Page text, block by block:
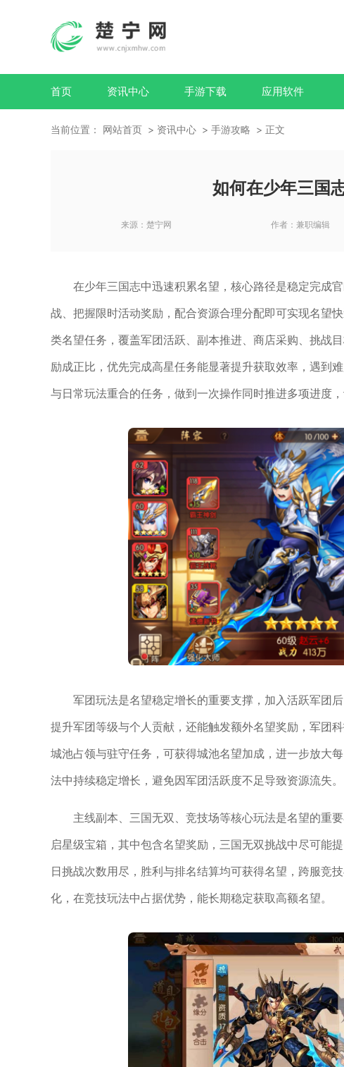
首页 资讯中心 手游下载 应用软件
当前位置： 网站首页 资讯中心 手游攻略 正文
如何在少年三国
来源： 楚宁网 作者： 兼职编辑
在少年三国志中迅速积累名望，核心路径是稳定完成
战、把握限时活动奖励，配合资源合理分配即可实现名望
类名望任务，覆盖军团活跃、副本推进、商店采购、挑战
励成正比，优先完成高星任务能显著提升获取效率，遇到
与日常玩法重合的任务，做到一次操作同时推进多项进度
军团玩法是名望稳定增长的重要支撑，加入活跃军团
提升军团等级与个人贡献，还能触发额外名望奖励，军团
城池占领与驻守任务，可获得城池名望加成，进一步放大
法中持续稳定增长，避免因军团活跃度不足导致资源流失。
主线副本、三国无双、竞技场等核心玩法是名望的重
启星级宝箱，其中包含名望奖励，三国无双挑战中尽可能
日挑战次数用尽，胜利与排名结算均可获得名望，跨服竞
化，在竞技玩法中占据优势，能长期稳定获取高额名望。